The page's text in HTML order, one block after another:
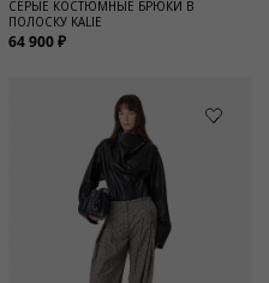
СЕРЫЕ КОСТЮМНЫЕ БРЮКИ В
ПОЛОСКУ KALIE
64 900 ₽